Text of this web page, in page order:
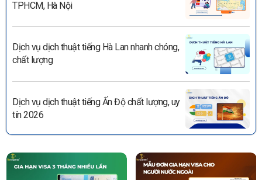
TPHCM, Hà Nội
Dịch vụ dịch thuật tiếng Hà Lan nhanh chóng,
chất lượng
Dịch vụ dịch thuật tiếng Ấn Độ chất lượng, uy
tín 2026